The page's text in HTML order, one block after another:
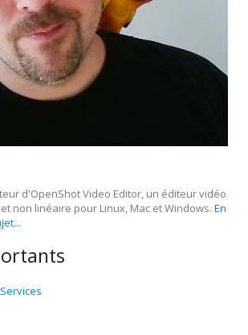
d'OpenShot Video Editor, un éditeur vidéo
non linéaire pour Linux, Mac et Windows. En